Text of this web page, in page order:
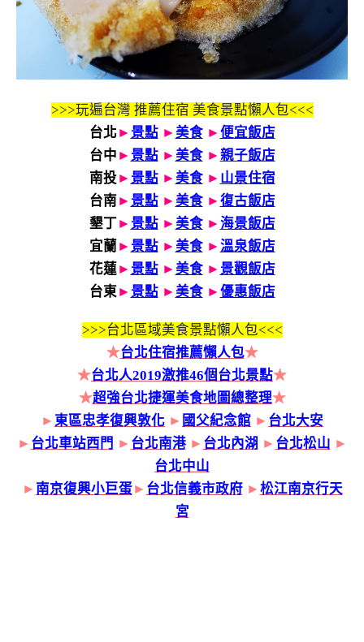
>>>玩遍台灣 推薦住宿 美食景點懶人包<<<
台北 ► 景點 ► 美食► 便宜飯店
台中 ► 景點 ► 美食► 親子飯店
南投► 景點 ► 美食► 山景住宿
台南► 景點 ► 美食► 復古飯店
墾丁► 景點 ► 美食► 海景飯店
宜蘭 ► 景點 ► 美食► 溫泉飯店
花蓮► 景點 ► 美食► 景觀飯店
台東► 景點 ► 美食► 優惠飯店
>>>台北區域美食景點懶人包<<<
★台北住宿推薦懶人包★
★台北人2019激推46個台北景點★
★超強台北捷運美食地圖總整理★
► 東區忠孝復興敦化 ► 國父紀念館 ► 台北大安
► 台北車站西門 ► 台北南港 ► 台北內湖 ► 台北松山 ►
台北中山
► 南京復興小巨蛋► 台北信義市政府► 松江南京行天
宮